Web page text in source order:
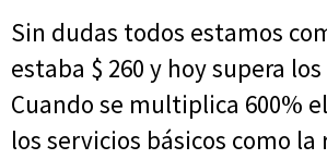
Sin dudas todos estamos
estaba $ 260 y hoy supera
Cuando se multiplica 600%
los servicios básicos como